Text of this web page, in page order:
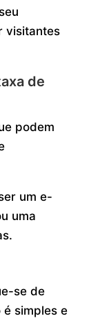
visitantes
de
podem
um e-
uma
se de
simples e